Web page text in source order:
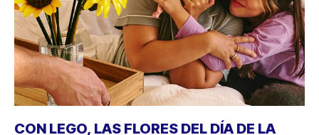
CON LEGO, LAS FLORES DEL DÍA DE LA